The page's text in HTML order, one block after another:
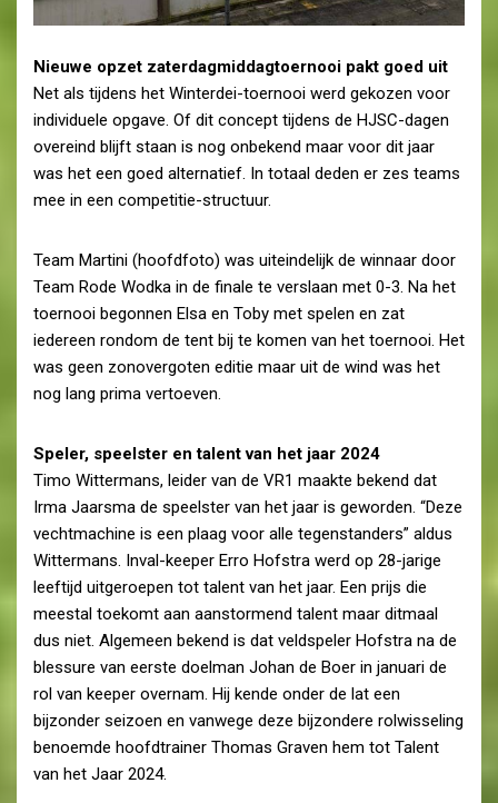
Nieuwe opzet zaterdagmiddagtoernooi pakt goed uit
Net als tijdens het Winterdei-toernooi werd gekozen voor
individuele opgave. Of dit concept tijdens de HJSC-dagen
overeind blijft staan is nog onbekend maar voor dit jaar
was het een goed alternatief. In totaal deden er zes teams
mee in een competitie-structuur.
Team Martini (hoofdfoto) was uiteindelijk de winnaar door
Team Rode Wodka in de finale te verslaan met 0-3. Na het
toernooi begonnen Elsa en Toby met spelen en zat
iedereen rondom de tent bij te komen van het toernooi. Het
was geen zonovergoten editie maar uit de wind was het
nog lang prima vertoeven.
Speler, speelster en talent van het jaar 2024
Timo Wittermans, leider van de VR1 maakte bekend dat
Irma Jaarsma de speelster van het jaar is geworden. “Deze
vechtmachine is een plaag voor alle tegenstanders” aldus
Wittermans. Inval-keeper Erro Hofstra werd op 28-jarige
leeftijd uitgeroepen tot talent van het jaar. Een prijs die
meestal toekomt aan aanstormend talent maar ditmaal
dus niet. Algemeen bekend is dat veldspeler Hofstra na de
blessure van eerste doelman Johan de Boer in januari de
rol van keeper overnam. Hij kende onder de lat een
bijzonder seizoen en vanwege deze bijzondere rolwisseling
benoemde hoofdtrainer Thomas Graven hem tot Talent
van het Jaar 2024.